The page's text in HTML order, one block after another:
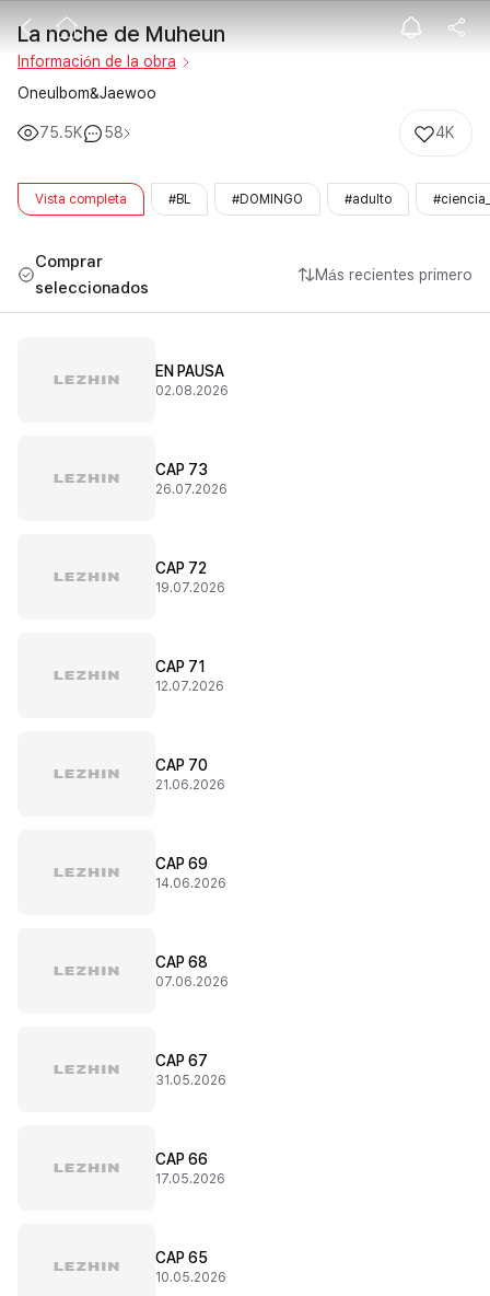
La noche de
La noche de Muheun
Información de la obra
Oneulbom&Jaewoo
75.5K 58 4K
Vista completa #BL #DOMINGO #adulto
Comprar
seleccionados
Más recientes primero
EN PAUSA
02.08.2026
CAP 73
26.07.2026
CAP 72
19.07.2026
CAP 71
12.07.2026
CAP 70
21.06.2026
CAP 69
14.06.2026
CAP 68
07.06.2026
CAP 67
31.05.2026
CAP 66
17.05.2026
CAP 65
10.05.2026